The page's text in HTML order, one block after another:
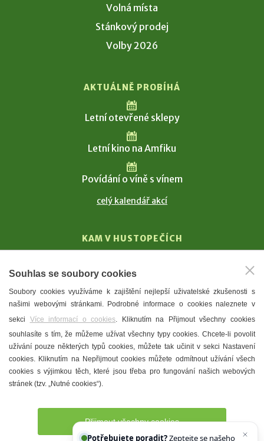
Volná místa
Stánkový prodej
Volby 2026
AKTUÁLNĚ PROBÍHÁ
Letní otevřené sklepy
Letní kino na Amfiku
Povídání o víně s vínem
celý kalendář akcí
KAM V HUSTOPEČÍCH
T. G. Masaryk
Mandloně
Ubytování
Restaurace
Městské muzeum a galerie
Denní meníčka
Souhlas se soubory cookies
Soubory cookies využíváme k zajištění nejlepší uživatelské zkušenosti s
našimi webovými stránkami. Podrobné informace o cookies naleznete v
sekci Více informací o cookies. Kliknutím na Přijmout všechny cookies
souhlasíte s tím, že můžeme užívat všechny typy cookies. Chcete-li povolit
užívání pouze některých typů cookies, můžete tak učinit v sekci Nastavení
cookies. Kliknutím na Nepřijmout cookies můžete odmítnout užívání všech
cookies s výjimkou těch, které jsou třeba pro fungování našich webových
stránek (tzv. „Nutné cookies“).
Přijmout všechny cookies
Potřebujete poradit?